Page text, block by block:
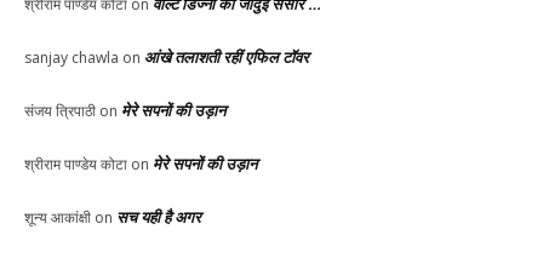
sanjay chawla on आंखे तलाशती रहीं एफिल टॉवर
संजय त्रिपाठी on मेरे सपनों की उड़ान
श्रीराम पाण्डेय कोटा on मेरे सपनों की उड़ान
शून्य आकांक्षी on सच यही है अगर